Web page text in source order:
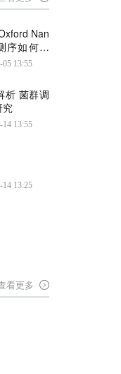
Nan
序如何揭
13:55
析 菌群调
究
13:55
13:25
看更多